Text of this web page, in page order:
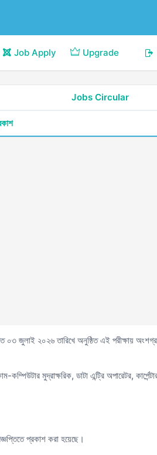
Job Apply Upgrade
Jobs Circular
জুলাই ২০২৬ তারিখে অনুষ্ঠিত এই পরীক্ষায়
মুদ্রাক্ষরিক, ডাটা এন্ট্রি অপারেটর,
প্রকাশ করা হয়েছে।